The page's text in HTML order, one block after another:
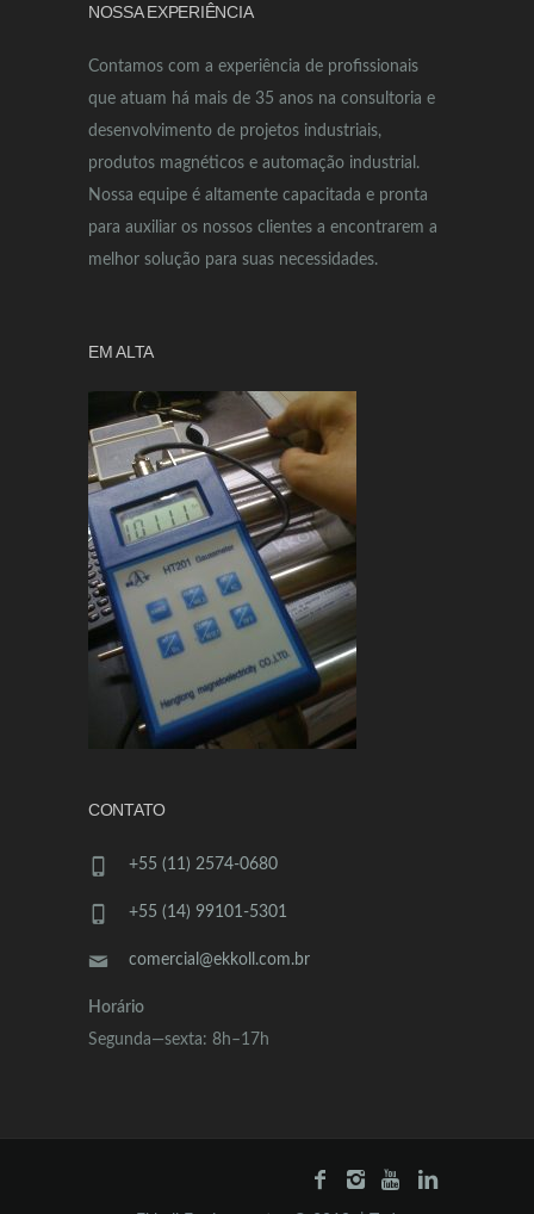
NOSSA EXPERIÊNCIA
Contamos com a experiência de profissionais
que atuam há mais de 35 anos na consultoria e
desenvolvimento de projetos industriais,
produtos magnéticos e automação industrial.
Nossa equipe é altamente capacitada e pronta
para auxiliar os nossos clientes a encontrarem a
melhor solução para suas necessidades.
EM ALTA
CONTATO
+55 (11) 2574-0680
+55 (14) 99101-5301
comercial@ekkoll.com.br
Horário
Segunda—sexta: 8h–17h